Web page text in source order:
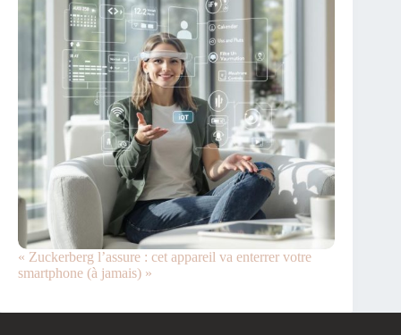
« Zuckerberg l’assure : cet appareil va enterrer votre
smartphone (à jamais) »